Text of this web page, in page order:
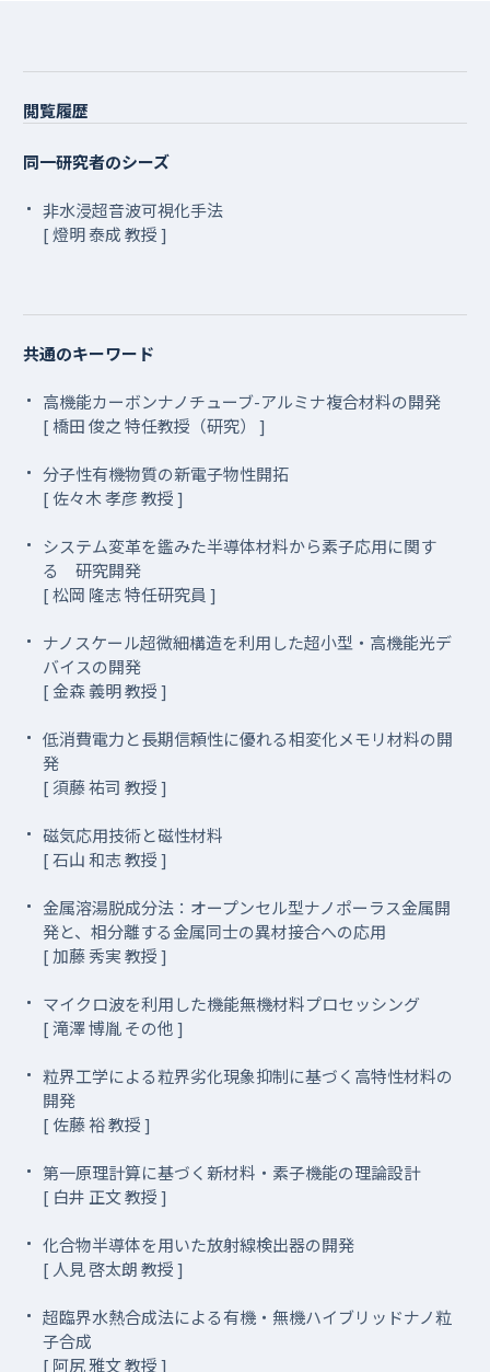
閲覧履歴
同一研究者のシーズ
非水浸超音波可視化手法
[ 燈明 泰成 教授 ]
共通のキーワード
高機能カーボンナノチューブ-アルミナ複合材料の開発
[ 橋田 俊之 特任教授（研究） ]
分子性有機物質の新電子物性開拓
[ 佐々木 孝彦 教授 ]
システム変革を鑑みた半導体材料から素子応用に関す
る 研究開発
[ 松岡 隆志 特任研究員 ]
ナノスケール超微細構造を利用した超小型・高機能光デ
バイスの開発
[ 金森 義明 教授 ]
低消費電力と長期信頼性に優れる相変化メモリ材料の開
発
[ 須藤 祐司 教授 ]
磁気応用技術と磁性材料
[ 石山 和志 教授 ]
金属溶湯脱成分法：オープンセル型ナノポーラス金属開
発と、相分離する金属同士の異材接合への応用
[ 加藤 秀実 教授 ]
マイクロ波を利用した機能無機材料プロセッシング
[ 滝澤 博胤 その他 ]
粒界工学による粒界劣化現象抑制に基づく高特性材料の
開発
[ 佐藤 裕 教授 ]
第一原理計算に基づく新材料・素子機能の理論設計
[ 白井 正文 教授 ]
化合物半導体を用いた放射線検出器の開発
[ 人見 啓太朗 教授 ]
超臨界水熱合成法による有機・無機ハイブリッドナノ粒
子合成
[ 阿尻 雅文 教授 ]